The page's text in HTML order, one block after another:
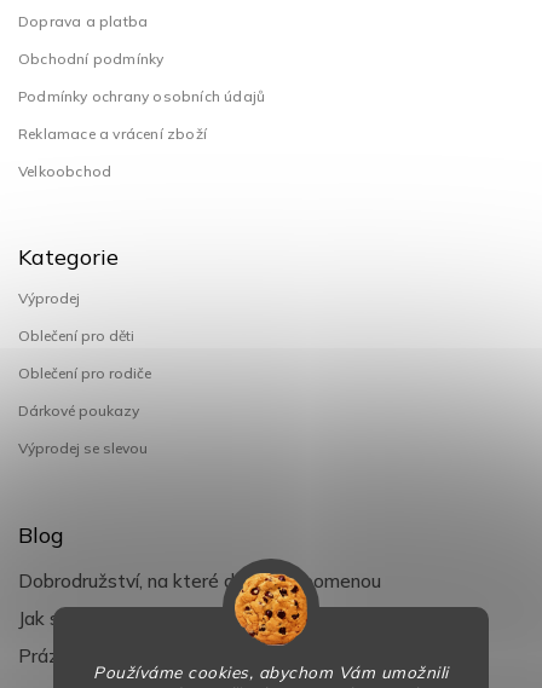
Používáme cookies, abychom Vám umožnili
Doprava a platba
Obchodní podmínky
Podmínky ochrany osobních údajů
Reklamace a vrácení zboží
Velkoobchod
Kategorie
Výprodej
Oblečení pro děti
Oblečení pro rodiče
Dárkové poukazy
Výprodej se slevou
Blog
Dobrodružství, na které děti nezapomenou
Jak si užít léto s dětmi naplno
Prázdniny klepou na dveře